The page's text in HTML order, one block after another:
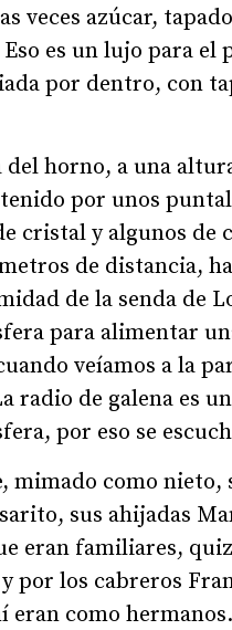
veces azúcar,
es un lujo para el
por dentro, con
del horno, a una
por unos
cristal y algunos de
de distancia,
de la senda de
para alimentar
veíamos a la
radio de galena es
por eso se
mimado como nieto,
sus ahijadas
eran familiares,
por los cabreros
eran como